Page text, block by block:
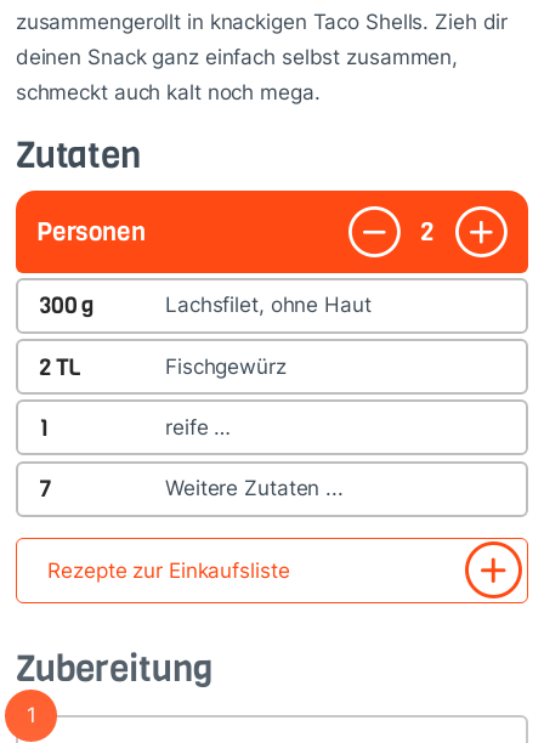
Zubereitung
1
zusammengerollt in knackigen Taco Shells. Zieh dir
deinen Snack ganz einfach selbst zusammen,
schmeckt auch kalt noch mega.
Zutaten
Personen 2
300g Lachsfilet, ohne Haut
2TL Fischgewürz
1 reife …
7 Weitere Zutaten ...
Rezepte zur Einkaufsliste